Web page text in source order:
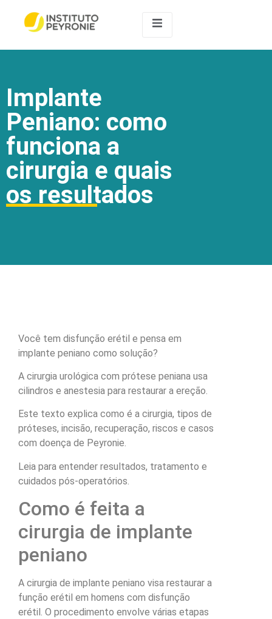
Implante
Peniano: como
funciona a
cirurgia e quais
os resultados
Você tem disfunção erétil e pensa em
implante peniano como solução?
A cirurgia urológica com prótese peniana usa
cilindros e anestesia para restaurar a ereção.
Este texto explica como é a cirurgia, tipos de
próteses, incisão, recuperação, riscos e casos
com doença de Peyronie.
Leia para entender resultados, tratamento e
cuidados pós-operatórios.
Como é feita a
cirurgia de implante
peniano
A cirurgia de implante peniano visa restaurar a
função erétil em homens com disfunção
erétil. O procedimento envolve várias etapas